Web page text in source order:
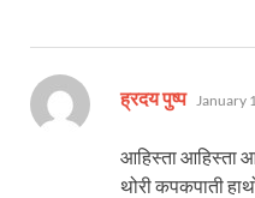
ह्रदय पुष्प says:
January
आहिस्ता आहिस्ता
थोरी कपकपाती